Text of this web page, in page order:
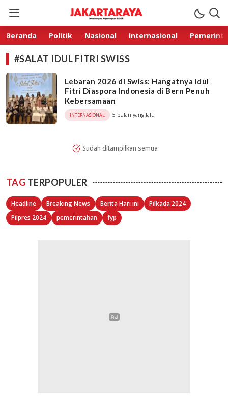
Jakarta Raya
Membangun Kepercayaan Publik
Beranda Politik Nasional Internasional
#SALAT IDUL FITRI SWISS
Lebaran 2026 di Swiss: Hangatnya Idul
Fitri Diaspora Indonesia di Bern Penuh
Kebersamaan
INTERNASIONAL 5 bulan yang lalu
Sudah ditampilkan semua
TAG TERPOPULER
Headline Breaking News Berita Hari ini
Pilkada 2024
Pilpres 2024
pemerintahan fyp